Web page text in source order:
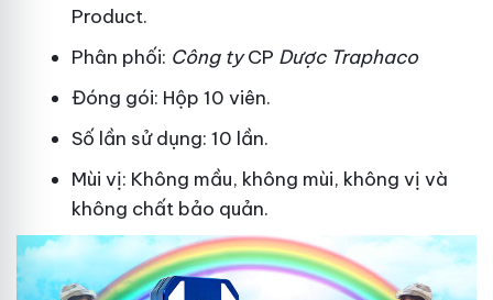
Product.
Phân phối: Công tyCP Dược Traphaco
Đóng gói: Hộp 10 viên.
Số lần sử dụng: 10 lần.
Mùi vị: Không mầu, không mùi, không vị và
không chất bảo quản.